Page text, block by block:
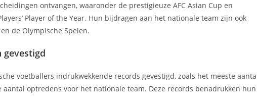
ontvangen, waaronder de prestigieuze AFC Asian Cup en
Player of the Year. Hun bijdragen aan het nationale team zijn ook
de Olympische Spelen.
gevestigd
voetballers indrukwekkende records gevestigd, zoals het meeste
optredens voor het nationale team. Deze records benadrukken hun